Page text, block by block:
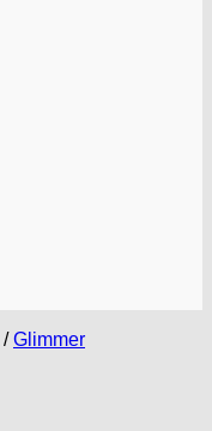
/ Glimmer